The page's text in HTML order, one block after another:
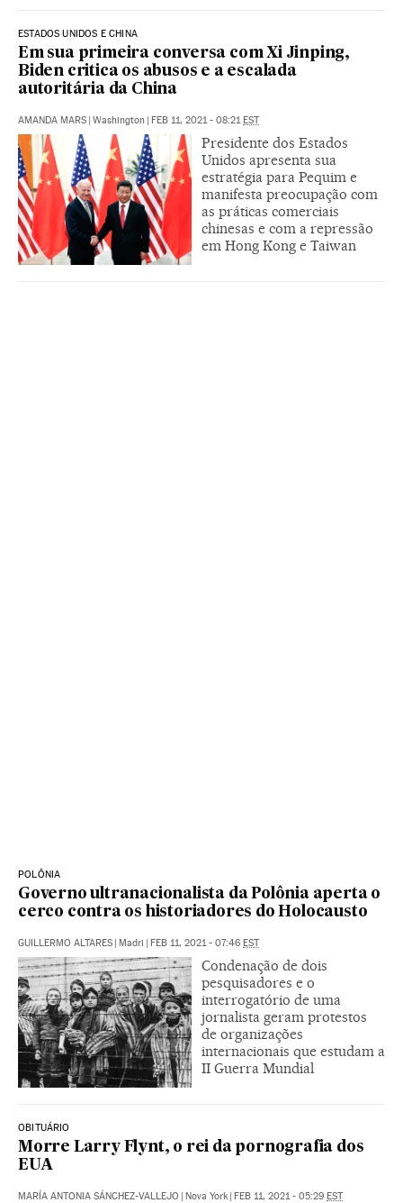
ESTADOS UNIDOS E CHINA
Em sua primeira conversa com Xi Jinping,
Biden critica os abusos e a escalada
autoritária da China
AMANDA MARS | Washington | FEB 11, 2021 - 08:21EST
Presidente dos Estados
Unidos apresenta sua
estratégia para Pequim e
manifesta preocupação com
as práticas comerciais
chinesas e com a repressão
em Hong Kong e Taiwan
POLÔNIA
Governo ultranacionalista da Polônia aperta o
cerco contra os historiadores do Holocausto
GUILLERMO ALTARES | Madri | FEB 11, 2021 - 07:46 EST
Condenação de dois
pesquisadores e o
interrogatório de uma
jornalista geram protestos
de organizações
internacionais que estudam a
II Guerra Mundial
OBITUÁRIO
Morre Larry Flynt, o rei da pornografia dos
EUA
MARÍA ANTONIA SÁNCHEZ-VALLEJO | Nova York | FEB 11, 2021 - 05:29 EST